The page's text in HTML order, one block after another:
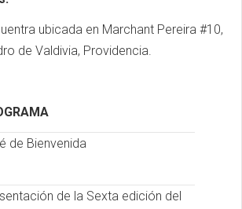
ubicada en Marchant Pereira #10,
de Valdivia, Providencia.
de Bienvenida
de la Sexta edición del